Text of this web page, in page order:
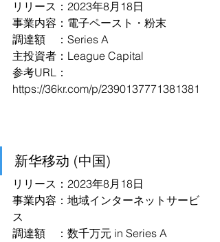
リリース：2023年8月18日
事業内容：電子ペースト・粉末
調達額　：Series A
主投資者：League Capital
参考URL：
https://36kr.com/p/2390137771381381
新华移动 (中国)
リリース：2023年8月18日
事業内容：地域インターネットサービ
ス
調達額　：数千万元 in Series A